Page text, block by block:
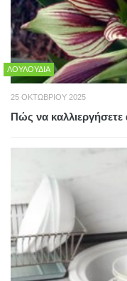
ΛΟΥΛΟΎΔΙΑ
25 ΟΚΤΩΒΡΊΟΥ 2025
Πώς να καλλιεργήσετε